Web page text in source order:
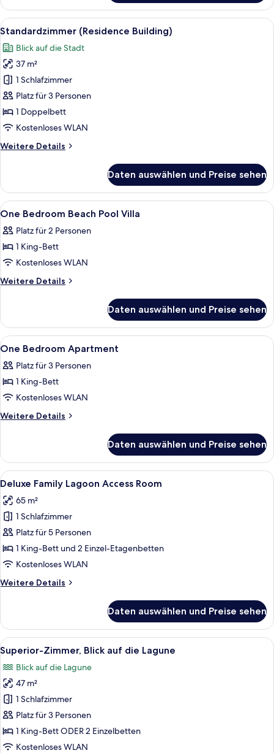
2 Schlafzimmer
(Residence
Building)
Alle
Fotos
für
Standardzimmer
(Residence
Building)
anzeigen
Standardzimmer (Residence
5
Standardzimmer (Residence Building)
Blick auf die Stadt
37 m²
1 Schlafzimmer
Platz für 3 Personen
1 Doppelbett
Kostenloses WLAN
Weitere Details
Weitere
(Residence
Building)
Daten auswählen und Preise sehen
Alle
Fotos
für
One
Bedroom
Beach
anzeigen
Bettwäsche aus ägyptischer
10
One Bedroom Beach Pool Villa
Platz für 2 Personen
1 King-Bett
Kostenloses WLAN
Weitere Details
Weitere
Bedroom
Beach
Pool
Daten auswählen und Preise sehen
Alle
Fotos
für
One
Bedroom
Apartment
Ein modernes Badezimmer mit
7
One Bedroom Apartment
Platz für 3 Personen
1 King-Bett
Kostenloses WLAN
Weitere Details
Weitere
Bedroom
Apartment
Daten auswählen und Preise sehen
Alle
Fotos
für
Deluxe
Family
Lagoon
Access
anzeigen
Ein Hotelzimmer mit einem großen
7
Deluxe Family Lagoon Access Room
65 m²
1 Schlafzimmer
Platz für 5 Personen
1 King-Bett und 2 Einzel-Etagenbetten
Kostenloses WLAN
Weitere Details
Weitere
Family
Lagoon
Access
Room
Daten auswählen und Preise sehen
Alle
Fotos
für
Superior-
Zimmer,
Blick
auf
die
Ein Hotelzimmer mit einem großen
8
Superior-Zimmer, Blick auf die Lagune
Blick auf die Lagune
47 m²
1 Schlafzimmer
Platz für 3 Personen
1 King-Bett ODER 2 Einzelbetten
Kostenloses WLAN